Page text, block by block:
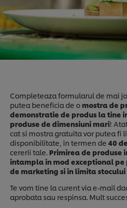
Completeaza formularul de mai
putea beneficia de o mostra de
demonstratie de produs la tine
produse de dimensiuni mari!
cat si mostra gratuita vor putea fi
disponibilitate, in termen de 40
cererii tale. Primirea de produse
intampla in mod exceptional
de marketing si in limita
Te vom tine la curent via e-mail
aprobata sau respinsa. Mult